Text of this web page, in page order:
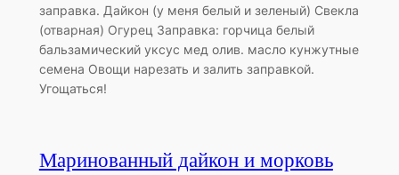
заправка. Дайкон (у меня белый и зеленый) Свекла
(отварная) Огурец Заправка: горчица белый
бальзамический уксус мед олив. масло кунжутные
семена Овощи нарезать и залить заправкой.
Угощаться!
Маринованный дайкон и морковь